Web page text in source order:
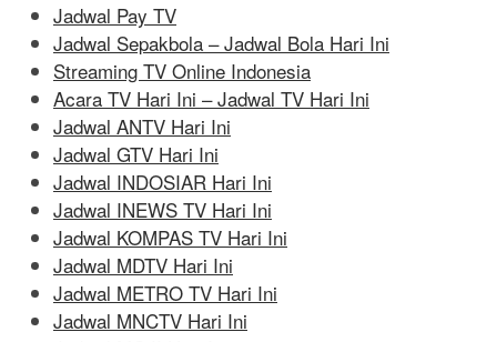
Jadwal Pay TV
Jadwal Sepakbola – Jadwal Bola Hari Ini
Streaming TV Online Indonesia
Acara TV Hari Ini – Jadwal TV Hari Ini
Jadwal ANTV Hari Ini
Jadwal GTV Hari Ini
Jadwal INDOSIAR Hari Ini
Jadwal INEWS TV Hari Ini
Jadwal KOMPAS TV Hari Ini
Jadwal MDTV Hari Ini
Jadwal METRO TV Hari Ini
Jadwal MNCTV Hari Ini